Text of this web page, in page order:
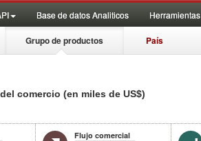
Base de datos Analiticos Herramientas
Grupo de productos País
comercio (en miles de US$)
Flujo comercial